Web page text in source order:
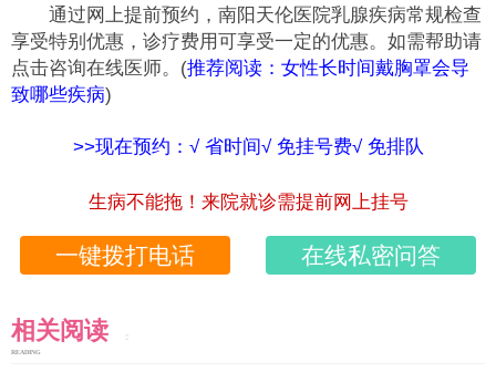
通过网上提前预约，南阳天伦医院乳腺疾病常规检查
享受特别优惠，诊疗费用可享受一定的优惠。如需帮助请
点击咨询在线医师。(推荐阅读： 女性长时间戴胸罩会导
致哪些疾病)
>>现在预约：√ 省时间√ 免挂号费√ 免排队
生病不能拖！来院就诊需提前网上挂号
一键拨打电话 在线私密问答
相关阅读
READING